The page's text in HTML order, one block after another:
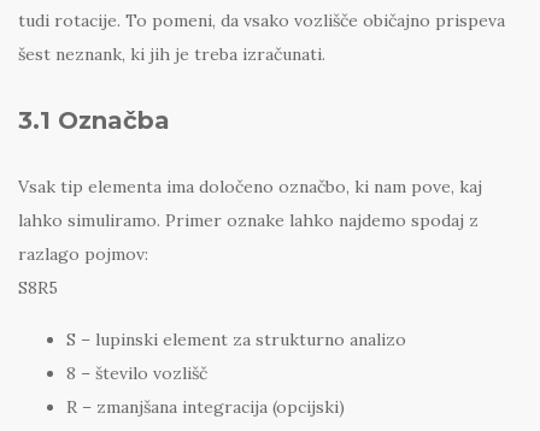
tudi rotacije. To pomeni, da vsako vozlišče običajno prispeva
šest neznank, ki jih je treba izračunati.
3.1 Označba
Vsak tip elementa ima določeno označbo, ki nam pove, kaj
lahko simuliramo. Primer oznake lahko najdemo spodaj z
razlago pojmov:
S8R5
S – lupinski element za strukturno analizo
8 – število vozlišč
R – zmanjšana integracija (opcijski)